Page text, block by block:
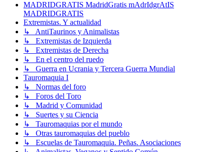
MADRIDGRATIS MadridGratis mAdrIdgrAtIS
MADRIDGRATIS
Extremistas. Y actualidad
↳ AntiTaurinos y Animalistas
↳ Extremistas de Izquierda
↳ Extremistas de Derecha
↳ En el centro del ruedo
↳ Guerra en Ucrania y Tercera Guerra Mundial
Tauromaquia I
↳ Normas del foro
↳ Foros del Toro
↳ Madrid y Comunidad
↳ Suertes y su Ciencia
↳ Tauromaquias por el mundo
↳ Otras tauromaquias del pueblo
↳ Escuelas de Tauromaquia. Peñas. Asociaciones